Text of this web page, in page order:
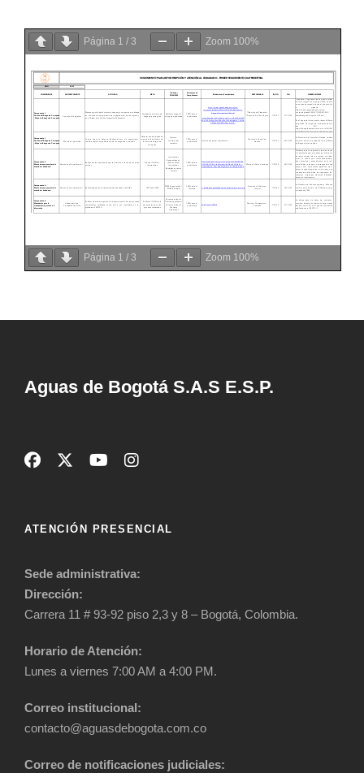
Página 1 / 3 Zoom 100%
Página 1 / 3 Zoom 100%
Aguas de Bogotá S.A.S E.S.P.
ATENCIÓN PRESENCIAL
Sede administrativa:
Dirección:
Carrera 11 # 93-92 piso 2,3 y 8 – Bogotá, Colombia.
Horario de Atención:
Lunes a viernes 7:00 AM a 4:00 PM.
Correo institucional:
contacto@aguasdebogota.com.co
Correo de notificaciones judiciales: